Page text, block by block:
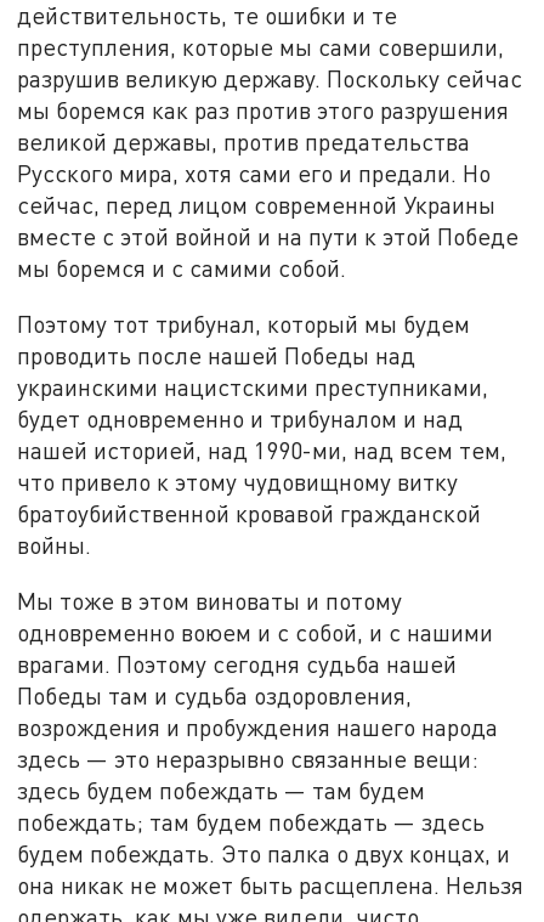
действительность, те ошибки и те
преступления, которые мы сами совершили,
разрушив великую державу. Поскольку сейчас
мы боремся как раз против этого разрушения
великой державы, против предательства
Русского мира, хотя сами его и предали. Но
сейчас, перед лицом современной Украины
вместе с этой войной и на пути к этой Победе
мы боремся и с самими собой.
Поэтому тот трибунал, который мы будем
проводить после нашей Победы над
украинскими нацистскими преступниками,
будет одновременно и трибуналом и над
нашей историей, над 1990-ми, над всем тем,
что привело к этому чудовищному витку
братоубийственной кровавой гражданской
войны.
Мы тоже в этом виноваты и потому
одновременно воюем и с собой, и с нашими
врагами. Поэтому сегодня судьба нашей
Победы там и судьба оздоровления,
возрождения и пробуждения нашего народа
здесь — это неразрывно связанные вещи:
здесь будем побеждать — там будем
побеждать; там будем побеждать — здесь
будем побеждать. Это палка о двух концах, и
она никак не может быть расщеплена. Нельзя
одержать, как мы уже видели, чисто